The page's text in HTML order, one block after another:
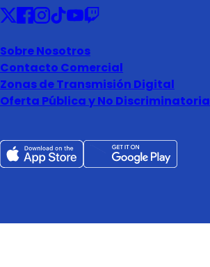
Sobre Nosotros
Contacto Comercial
Zonas de Transmisión Digital
Oferta Pública y No Discriminatoria